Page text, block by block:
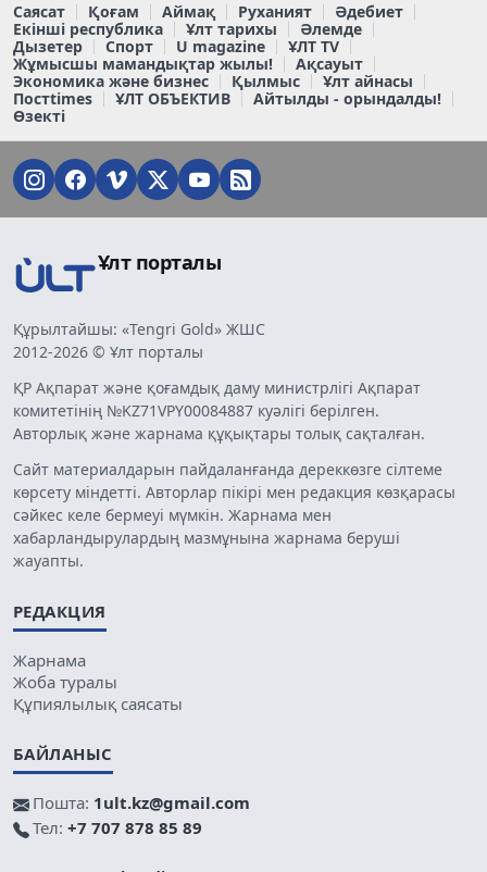
Саясат Қоғам Аймақ Руханият
Әдебиет
Екінші республика
Ұлт тарихы
Әлемде
Дызетер
Спорт U magazine
ҰЛТ TV
Жұмысшы мамандықтар жылы!
Ақсауыт
Экономика және бизнес
Қылмыс
Ұлт айнасы
Постtimes
ҰЛТ ОБЪЕКТИВ
Айтылды - орындалды!
Өзекті
Ұлт порталы
Құрылтайшы: «Tengri Gold» ЖШС
2012-2026 © Ұлт порталы
ҚР Ақпарат және қоғамдық даму министрлігі Ақпарат
комитетінің №KZ71VPY00084887 куәлігі берілген.
Авторлық және жарнама құқықтары толық сақталған.
Сайт материалдарын пайдаланғанда дереккөзге сілтеме
көрсету міндетті. Авторлар пікірі мен редакция көзқарасы
сәйкес келе бермеуі мүмкін. Жарнама мен
хабарландырулардың мазмұнына жарнама беруші
жауапты.
РЕДАКЦИЯ
Жарнама
Жоба туралы
Құпиялылық саясаты
БАЙЛАНЫС
Пошта: 1ult.kz@gmail.com
Тел: +7 707 878 85 89